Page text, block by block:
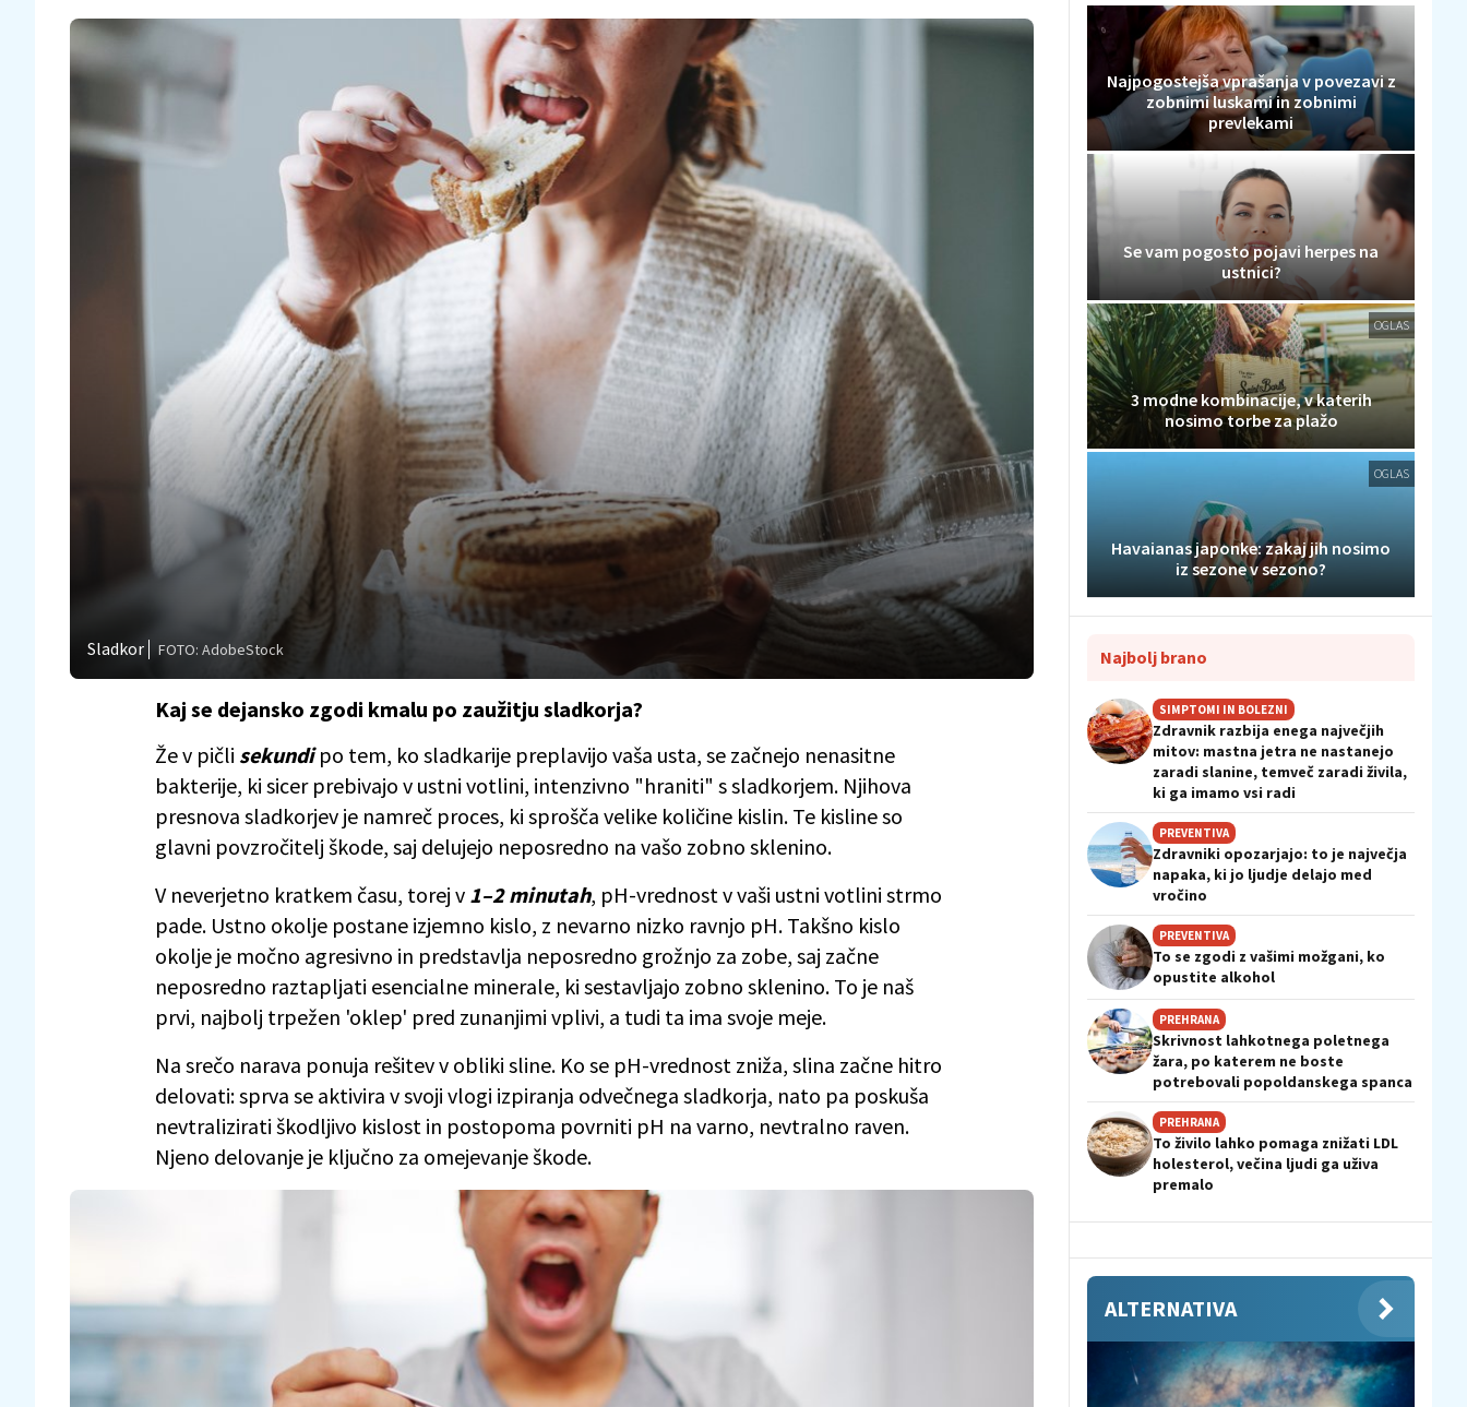
Sladkor FOTO: AdobeStock
Kaj se dejansko zgodi kmalu po zaužitju sladkorja?
Že v pičli sekundipo tem, ko sladkarije preplavijo vaša usta, se začnejo nenasitne
bakterije, ki sicer prebivajo v ustni votlini, intenzivno "hraniti" s sladkorjem. Njihova
presnova sladkorjev je namreč proces, ki sprošča velike količine kislin. Te kisline so
glavni povzročitelj škode, saj delujejo neposredno na vašo zobno sklenino.
V neverjetno kratkem času, torej v 1–2 minutah, pH-vrednost v vaši ustni votlini strmo
pade. Ustno okolje postane izjemno kislo, z nevarno nizko ravnjo pH. Takšno kislo
okolje je močno agresivno in predstavlja neposredno grožnjo za zobe, saj začne
neposredno raztapljati esencialne minerale, ki sestavljajo zobno sklenino. To je naš
prvi, najbolj trpežen 'oklep' pred zunanjimi vplivi, a tudi ta ima svoje meje.
Na srečo narava ponuja rešitev v obliki sline. Ko se pH-vrednost zniža, slina začne hitro
delovati: sprva se aktivira v svoji vlogi izpiranja odvečnega sladkorja, nato pa poskuša
nevtralizirati škodljivo kislost in postopoma povrniti pH na varno, nevtralno raven.
Njeno delovanje je ključno za omejevanje škode.
Najpogostejša vprašanja v povezavi z
zobnimi luskami in zobnimi
prevlekami
Se vam pogosto pojavi herpes na
ustnici?
OGLAS
3 modne kombinacije, v katerih
nosimo torbe za plažo
OGLAS
Havaianas japonke: zakaj jih nosimo
iz sezone v sezono?
Najbolj brano
SIMPTOMI IN BOLEZNI
Zdravnik razbija enega največjih
mitov: mastna jetra ne nastanejo
zaradi slanine, temveč zaradi živila,
ki ga imamo vsi radi
PREVENTIVA
Zdravniki opozarjajo: to je največja
napaka, ki jo ljudje delajo med
vročino
PREVENTIVA
To se zgodi z vašimi možgani, ko
opustite alkohol
PREHRANA
Skrivnost lahkotnega poletnega
žara, po katerem ne boste
potrebovali popoldanskega spanca
PREHRANA
To živilo lahko pomaga znižati LDL
holesterol, večina ljudi ga uživa
premalo
ALTERNATIVA